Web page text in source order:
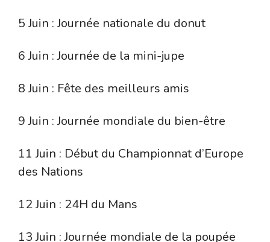
5 Juin : Journée nationale du donut
6 Juin : Journée de la mini-jupe
8 Juin : Fête des meilleurs amis
9 Juin : Journée mondiale du bien-être
11 Juin : Début du Championnat d’Europe
des Nations
12 Juin : 24H du Mans
13 Juin : Journée mondiale de la poupée